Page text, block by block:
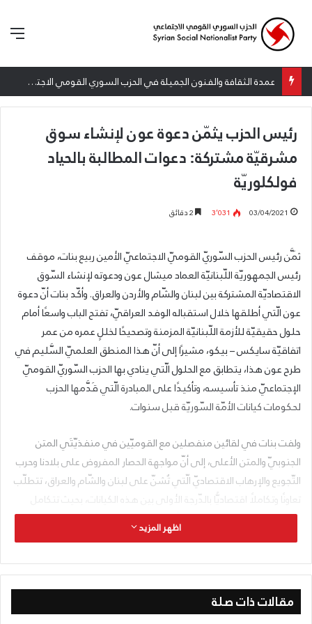
عمدة الثقافة والفنون الجميلة في الحزب السوري القومي الاجتماعي تعلن نتائج الدورة الخامسة من جائزة أنطون سعاده الأدبية
رئيس الحزب يثمّن دعوة عون لإنشاء سوق
مشرقيّة مشتركة: دعوات المطالبة بالحياد
فولكلوريّة
03/04/2021 3٬031
ثَمَّن رئيس الحزب السّوريّ القوميّ الاجتماعيّ الأمين ربيع بنات، موقف
رئيس الجمهوريّة اللّبنانيّة العماد ميشال عون ودعوته لإنشاء السّوق
الاقتصاديّة المشتركة بين لبنان والشّام والأردن والعراق. وأكّد بنات أنّ دعوة
عون الّتي أطلقها خلال استقباله الوفد العراقيّ، تفتح الباب واسعًا أمام
حلول حقيقيّة للأزمة اللّبنانيّة المزمنة وتصحيحًا لخللٍ عمره من عمر
اتفاقيّة سايكس – بيكو، مشيرًا إلى أنّ هذا المنطق العلميّ السَّليم في
طرح عون هذا، يتطابق مع الحلول الّتي ينادي بها الحزب السّوريّ القوميّ
الإجتماعيّ منذ تأسيسه، وتأكيدًا على المبادرة الّتي قَدَّمها الحزب
لحكومات كيانات الأمّة السّوريّة قبل سنوات.
ولفت بنات في لقائين منفصلين مع القوميّين في منفذيّتَي المتن
الجنوبيّ والمتن الأعلى، إلى أنّ مواجهة الحصار المفروض على بلادنا وحرب
التّجويع والإرهاب الاقتصاديّ الّتي تُشنّ على لبنان والشّام والعراق، تتطلّب
تعاونًا وتكاملًا اقتصاديًّا بالدّرجة الأولى بين هذه الكيانات، بحيث تتكامل
طاقات وخبرات بلادنا وموارده الطّبيعيّة على امتداد الأمّة في تحويل
التّهديدات إلى فرص والسّعيّ لحجز مكانٍ اقتصاديّ لهذا التّكتّل الطّبيعيّ
والدّول العربيّة الصّديقة، في حين يحاول كيان العدوّ الإسرائيليّ أن يكون
محور حركة هذه التّكتّلات، لتأمين مصالح جيو – سياسيّة للدولة اليهوديّة
ورعاتها الغربيّين، على حساب مصالح شعبنا وأمّتنا.
اظهر المزيد
مقالات ذات صلة